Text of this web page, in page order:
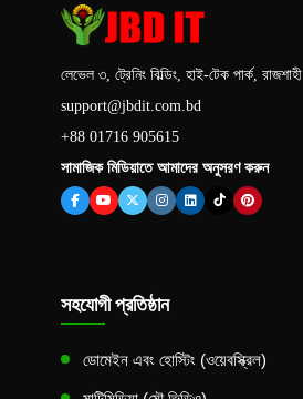
লেভেল ৩, ট্রেনিং বিল্ডিং, হাই-টেক পার্ক, রাজশাহী
support@jbdit.com.bd
+88 01716 905615
সামাজিক মিডিয়াতে আমাদের অনুসরণ করুন
সহযোগী প্রতিষ্ঠান
ডোমেইন এবং হোস্টিং (ওয়েবস্ক্রিল)